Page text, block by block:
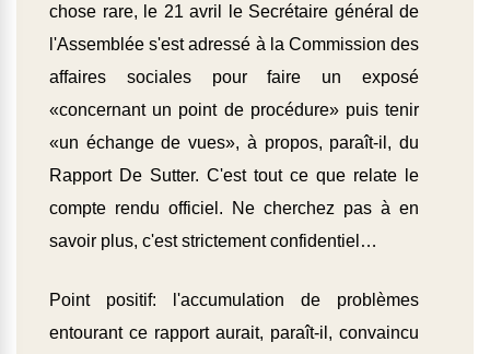
chose rare, le 21 avril le Secrétaire général de
l'Assemblée s'est adressé à la Commission des
affaires sociales pour faire un exposé
«concernant un point de procédure» puis tenir
«un échange de vues», à propos, paraît-il, du
Rapport De Sutter. C'est tout ce que relate le
compte rendu officiel. Ne cherchez pas à en
savoir plus, c'est strictement confidentiel…
Point positif: l'accumulation de problèmes
entourant ce rapport aurait, paraît-il, convaincu